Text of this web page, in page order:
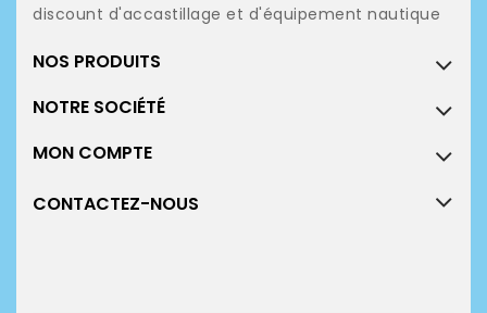
discount d'accastillage et d'équipement nautique
NOS PRODUITS
NOTRE SOCIÉTÉ
MON COMPTE
CONTACTEZ-NOUS